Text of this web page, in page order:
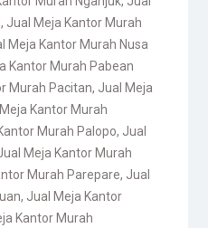
, Jual Meja Kantor Murah
Meja Kantor Murah Nusa
Kantor Murah Pabean
Murah Pacitan, Jual Meja
Kantor Murah
Murah Palopo, Jual
Meja Kantor Murah
Murah Parepare, Jual
, Jual Meja Kantor
Kantor Murah